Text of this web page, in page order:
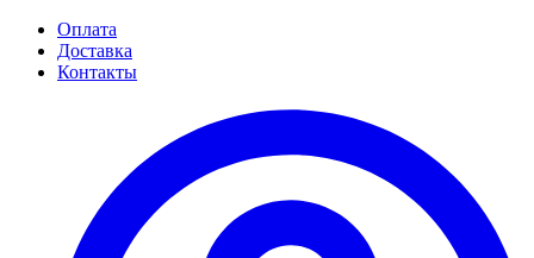
Оплата
Доставка
Контакты